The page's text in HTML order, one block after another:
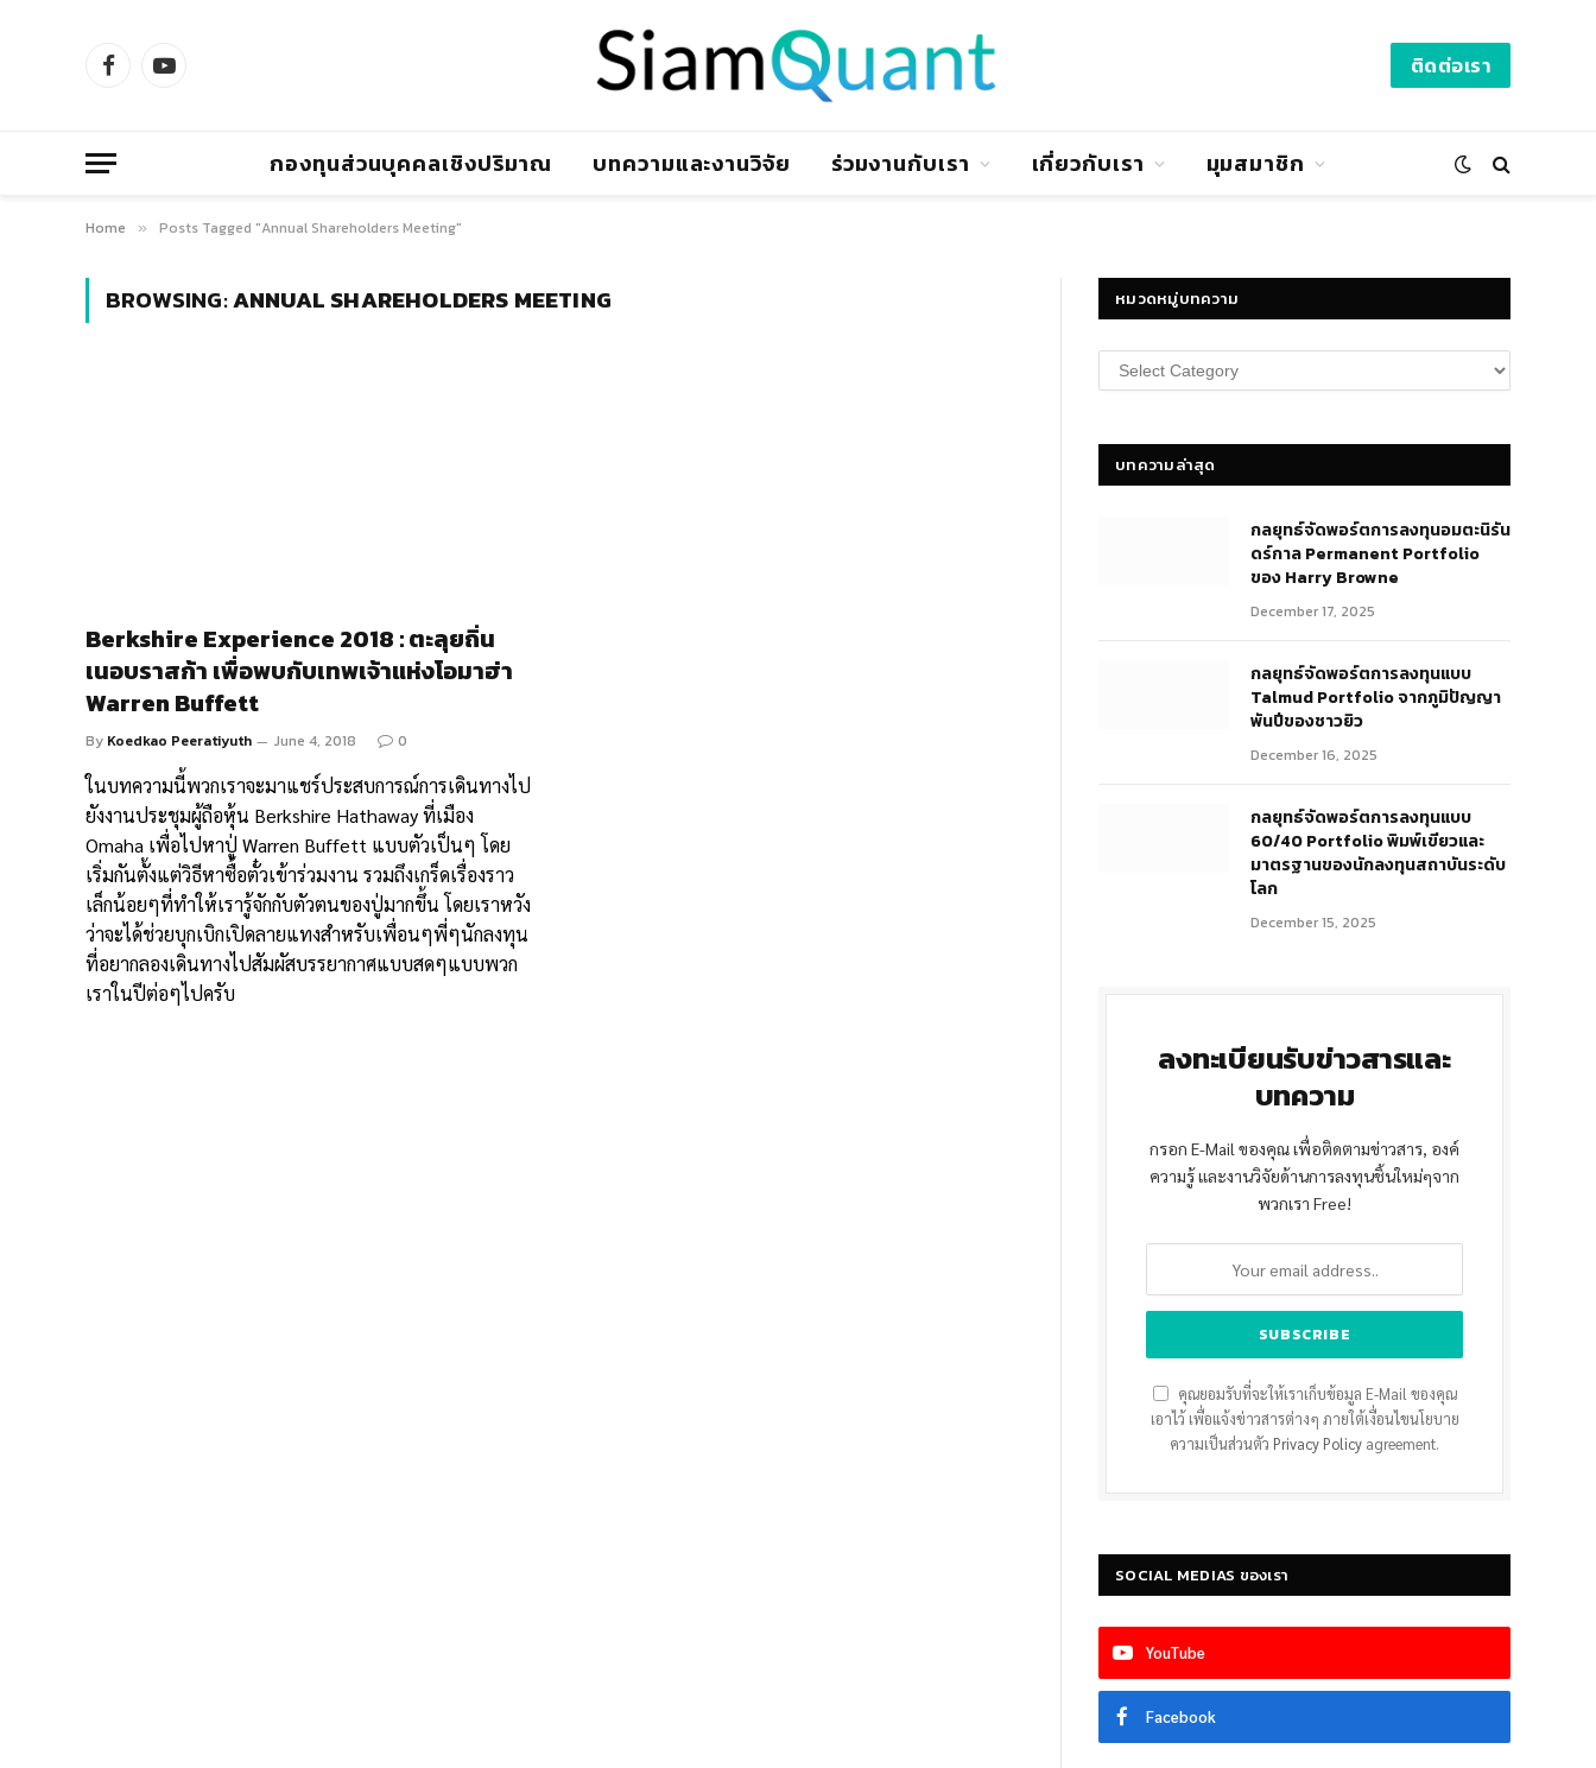
FacebookYouTube ติดต่อเรา
กองทุนส่วนบุคคลเชิงปริมาณ บทความและงานวิจัย ร่วมงานกับเรา เกี่ยวกับเรา มุมสมาชิก
Home » Posts Tagged "Annual Shareholders Meeting"
BROWSING:ANNUAL SHAREHOLDERS MEETING
Berkshire Experience 2018 : ตะลุยถิ่น
เนอบราสก้า เพื่อพบกับเทพเจ้าแห่งโอมาฮ่า
Warren Buffett
By Koedkao Peeratiyuth June 4, 2018 0
ในบทความนี้พวกเราจะมาแชร์ประสบการณ์การเดินทางไป
ยังงานประชุมผู้ถือหุ้น Berkshire Hathaway ที่เมือง
Omaha เพื่อไปหาปู่ Warren Buffett แบบตัวเป็นๆ โดย
เริ่มกันตั้งแต่วิธีหาซื้อตั๋วเข้าร่วมงาน รวมถึงเกร็ดเรื่องราว
เล็กน้อยๆที่ทำให้เรารู้จักกับตัวตนของปู่มากขึ้น โดยเราหวัง
ว่าจะได้ช่วยบุกเบิกเปิดลายแทงสำหรับเพื่อนๆพี่ๆนักลงทุน
ที่อยากลองเดินทางไปสัมผัสบรรยากาศแบบสดๆแบบพวก
เราในปีต่อๆไปครับ
หมวดหมู่บทความ
หมวด
หมู่
บทความล่าสุด
กลยุทธ์​จัดพอร์ตการลงทุนอมตะนิรัน
ดร์กาล Permanent Portfolio
ของ Harry Browne
December 17, 2025
กลยุทธ์จัดพอร์ตการลงทุนแบบ
Talmud Portfolio จากภูมิปัญญา
พันปีของชาวยิว
December 16, 2025
กลยุทธ์จัดพอร์ตการลงทุนแบบ
60/40 Portfolio พิมพ์เขียวและ
มาตรฐานของนักลงทุนสถาบันระดับ
โลก
December 15, 2025
ลงทะเบียนรับข่าวสารและ
บทความ
กรอก E-Mail ของคุณ เพื่อติดตามข่าวสาร, องค์
ความรู้ และงานวิจัยด้านการลงทุนชิ้นใหม่ๆจาก
พวกเรา Free!
คุณยอมรับที่จะให้เราเก็บข้อมูล E-Mail ของคุณ
เอาไว้ เพื่อแจ้งข่าวสารต่างๆ ภายใต้เงื่อนไขนโยบาย
ความเป็นส่วนตัว Privacy Policy agreement.
SOCIAL MEDIAS ของเรา
YouTube
Facebook